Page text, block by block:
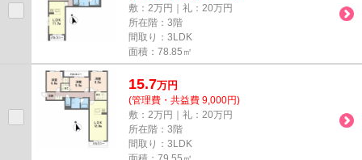
敷：2万円｜礼：20万円
所在階：3階
間取り：3LDK
面積：78.85㎡
15.7万円
(管理費・共益費 9,000円)
敷：2万円｜礼：20万円
所在階：3階
間取り：3LDK